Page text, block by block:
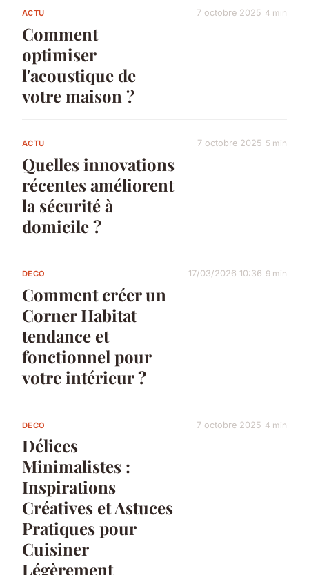
ACTU
Comment
optimiser
l'acoustique de
votre maison ?
7 octobre 2025 4 min
ACTU
Quelles innovations
récentes améliorent
la sécurité à
domicile ?
7 octobre 2025 5 min
DECO
Comment créer un
Corner Habitat
tendance et
fonctionnel pour
votre intérieur ?
17/03/2026 10:36 9 min
DECO
Délices
Minimalistes :
Inspirations
Créatives et Astuces
Pratiques pour
Cuisiner
Légèrement
7 octobre 2025 4 min